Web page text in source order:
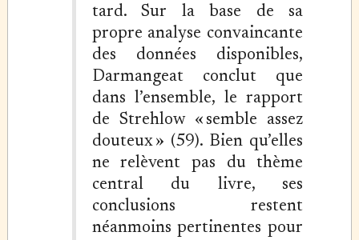
tard. Sur la base de sa
propre analyse convaincante
des données disponibles,
Darmangeat conclut que
dans l’ensemble, le rapport
de Strehlow « semble assez
douteux » (59). Bien qu’elles
ne relèvent pas du thème
central du livre, ses
conclusions restent
néanmoins pertinentes pour